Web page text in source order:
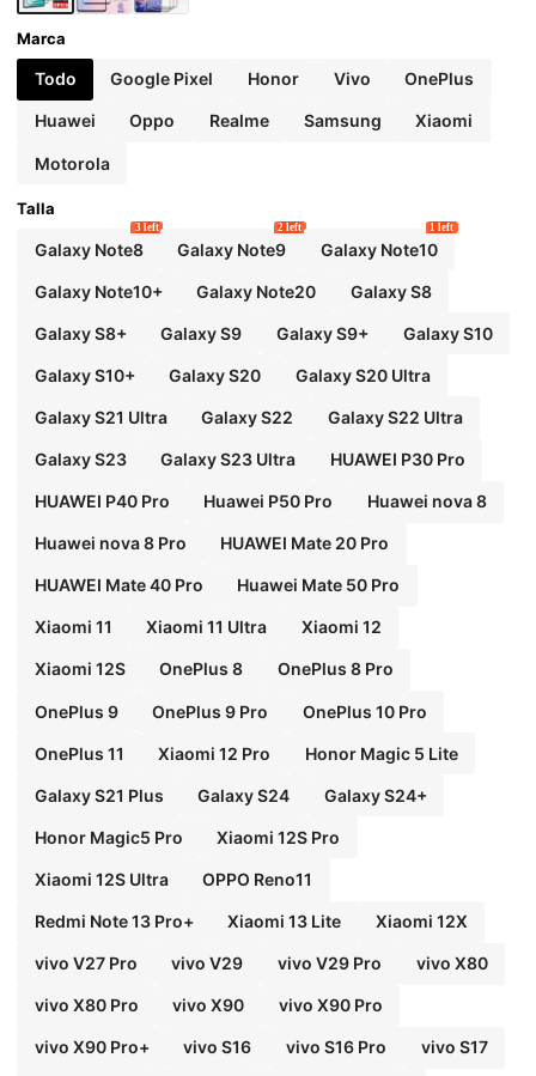
Marca
Todo Google Pixel Honor Vivo OnePlus
Huawei Oppo Realme Samsung Xiaomi
Motorola
Talla
Galaxy Note8
3 left
Galaxy Note9
2 left
Galaxy Note10
1 left
Galaxy Note10+ Galaxy Note20 Galaxy S8
Galaxy S8+ Galaxy S9 Galaxy S9+ Galaxy S10
Galaxy S10+ Galaxy S20 Galaxy S20 Ultra
Galaxy S21 Ultra Galaxy S22 Galaxy S22 Ultra
Galaxy S23 Galaxy S23 Ultra HUAWEI P30 Pro
HUAWEI P40 Pro Huawei P50 Pro Huawei nova 8
Huawei nova 8 Pro HUAWEI Mate 20 Pro
HUAWEI Mate 40 Pro Huawei Mate 50 Pro
Xiaomi 11 Xiaomi 11 Ultra Xiaomi 12
Xiaomi 12S OnePlus 8 OnePlus 8 Pro
OnePlus 9 OnePlus 9 Pro OnePlus 10 Pro
OnePlus 11 Xiaomi 12 Pro Honor Magic 5 Lite
Galaxy S21 Plus Galaxy S24 Galaxy S24+
Honor Magic5 Pro Xiaomi 12S Pro
Xiaomi 12S Ultra OPPO Reno11
Redmi Note 13 Pro+ Xiaomi 13 Lite Xiaomi 12X
vivo V27 Pro vivo V29 vivo V29 Pro vivo X80
vivo X80 Pro vivo X90 vivo X90 Pro
vivo X90 Pro+ vivo S16 vivo S16 Pro vivo S17